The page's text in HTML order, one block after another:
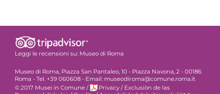
Leggi le recensioni su: Museo di Roma
Museo di Roma, Piazza San Pantaleo, 10 - Piazza Navona, 2 - 00186
Roma - Tel. +39 060608 - Email: museodiroma@comune.roma.it
© 2017 Musei in Comune / Privacy / Exclusiòn de las